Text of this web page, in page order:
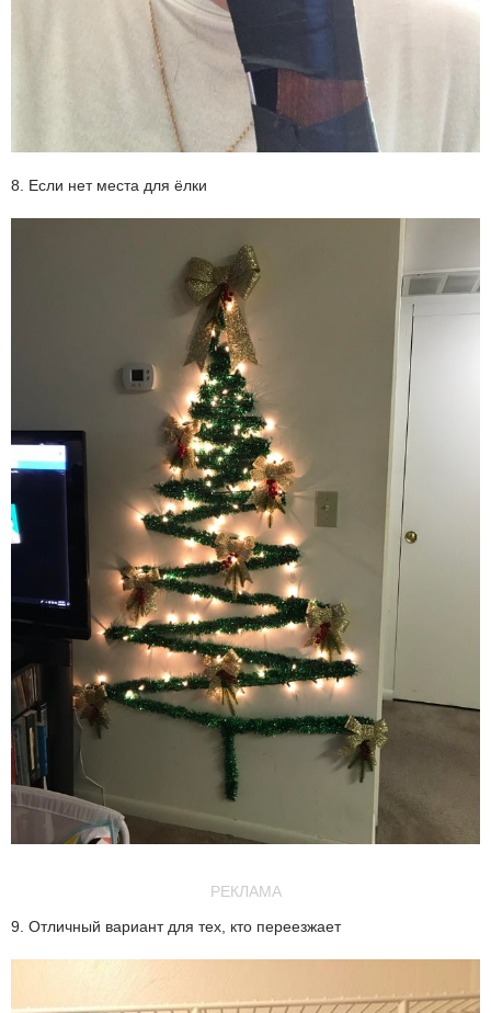
8. Если нет места для ёлки
РЕКЛАМА
9. Отличный вариант для тех, кто переезжает